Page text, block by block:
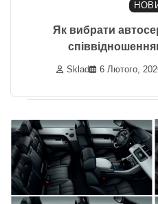
Як вибрати
Sklad 6 Лютого,